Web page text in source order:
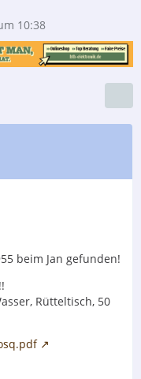
10:38
beim Jan gefunden!
Rütteltisch, 50